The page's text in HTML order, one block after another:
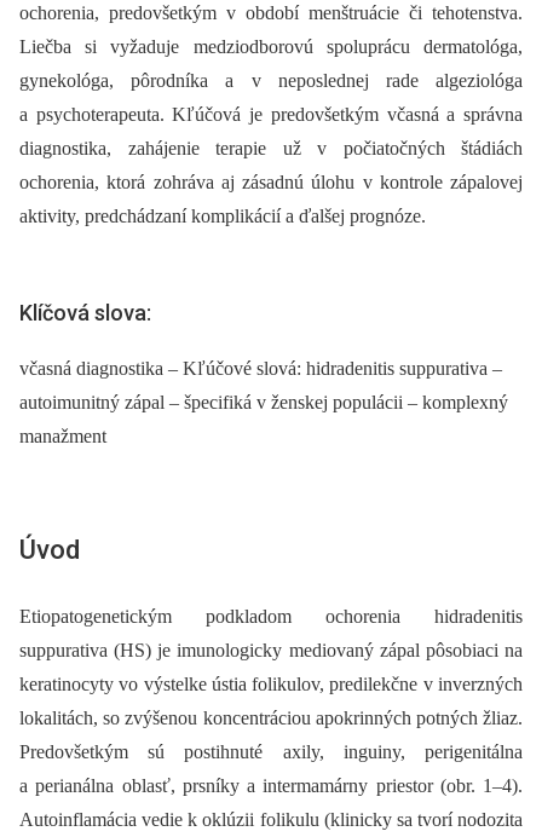
ochorenia, predovšetkým v období menštruácie či tehotenstva.
Liečba si vyžaduje medziodborovú spoluprácu dermatológa,
gynekológa, pôrodníka a v neposlednej rade algeziológa
a psychoterapeuta. Kľúčová je predovšetkým včasná a správna
diagnostika, zahájenie terapie už v počiatočných štádiách
ochorenia, ktorá zohráva aj zásadnú úlohu v kontrole zápalovej
aktivity, predchádzaní komplikácií a ďalšej prognóze.
Klíčová slova:
včasná diagnostika – Kľúčové slová: hidradenitis suppurativa –
autoimunitný zápal – špecifiká v ženskej populácii – komplexný
manažment
Úvod
Etiopatogenetickým podkladom ochorenia hidradenitis
suppurativa (HS) je imunologicky mediovaný zápal pôsobiaci na
keratinocyty vo výstelke ústia folikulov, predilekčne v inverzných
lokalitách, so zvýšenou koncentráciou apokrinných potných žliaz.
Predovšetkým sú postihnuté axily, inguiny, perigenitálna
a perianálna oblasť, prsníky a intermamárny priestor (obr. 1–4).
Autoinflamácia vedie k oklúzii folikulu (klinicky sa tvorí nodozita